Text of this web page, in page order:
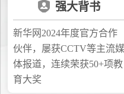
强大背书
新华网2024年度官方合作
伙伴，屡获CCTV等主流媒
体报道，连续荣获50+项教
育大奖